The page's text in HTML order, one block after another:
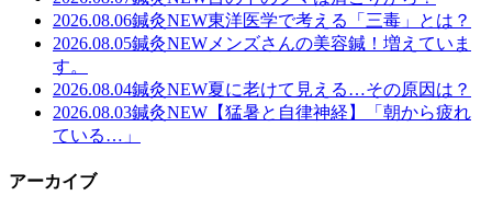
2026.08.06鍼灸NEW東洋医学で考える「三毒」とは？
2026.08.05鍼灸NEW メンズさんの美容鍼！増えていま
す。
2026.08.04鍼灸NEW夏に老けて見える…その原因は？
2026.08.03鍼灸NEW 【猛暑と自律神経】「朝から疲れ
ている…」
アーカイブ